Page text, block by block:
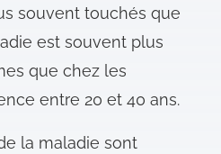
souvent touchés que
est souvent plus
que chez les
entre 20 et 40 ans.
la maladie sont